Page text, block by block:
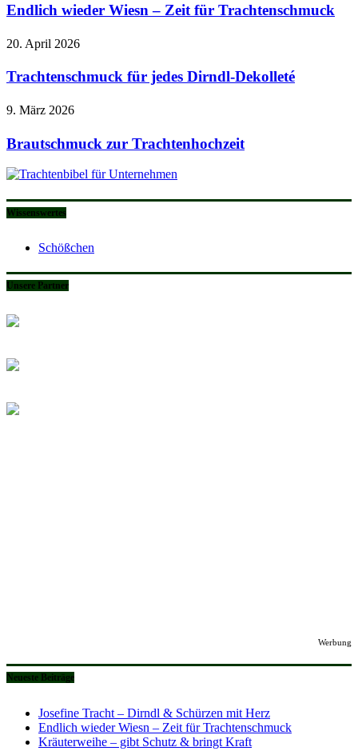
Endlich wieder Wiesn – Zeit für Trachtenschmuck
20. April 2026
Trachtenschmuck für jedes Dirndl-Dekolleté
9. März 2026
Brautschmuck zur Trachtenhochzeit
Wissenswertes
Schößchen
Unsere Partner
Werbung
Neueste Beiträge
Josefine Tracht – Dirndl & Schürzen mit Herz
Endlich wieder Wiesn – Zeit für Trachtenschmuck
Kräuterweihe – gibt Schutz & bringt Kraft